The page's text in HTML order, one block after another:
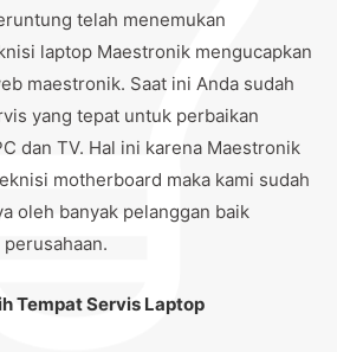
telah menemukan
laptop Maestronik mengucapkan
maestronik. Saat ini Anda sudah
yang tepat untuk perbaikan
dan TV. Hal ini karena Maestronik
motherboard maka kami sudah
oleh banyak pelanggan baik
Tempat Servis Laptop